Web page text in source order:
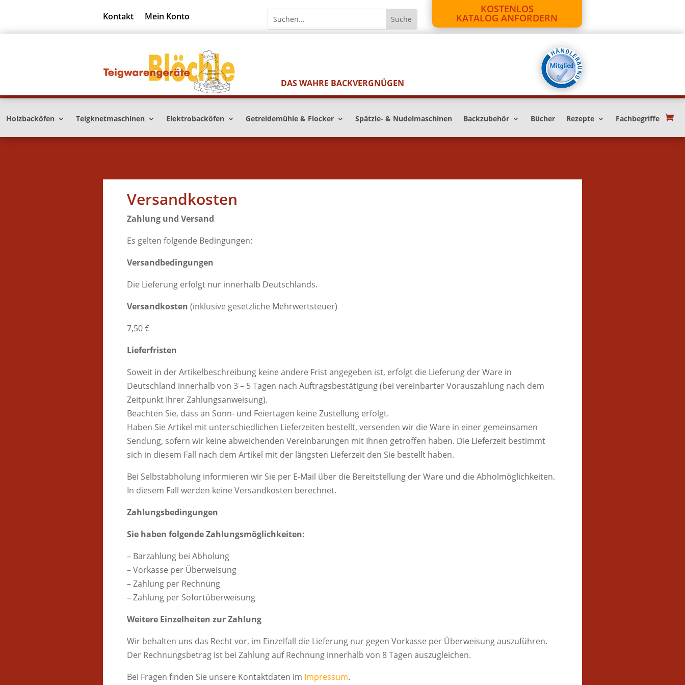
Kontakt Mein Konto
KOSTENLOS
KATALOG ANFORDERN
DAS WAHRE BACKVERGNÜGEN
Holzbacköfen Teigknetmaschinen Elektrobacköfen Getreidemühle & Flocker Spätzle- & Nudelmaschinen Backzubehör Bücher Rezepte Fachbegriffe
Versandkosten
Zahlung und Versand
Es gelten folgende Bedingungen:
Versandbedingungen
Die Lieferung erfolgt nur innerhalb Deutschlands.
Versandkosten (inklusive gesetzliche Mehrwertsteuer)
7,50 €
Lieferfristen
Soweit in der Artikelbeschreibung keine andere Frist angegeben ist, erfolgt die Lieferung der Ware in
Deutschland innerhalb von 3 – 5 Tagen nach Auftragsbestätigung (bei vereinbarter Vorauszahlung nach dem
Zeitpunkt Ihrer Zahlungsanweisung).
Beachten Sie, dass an Sonn- und Feiertagen keine Zustellung erfolgt.
Haben Sie Artikel mit unterschiedlichen Lieferzeiten bestellt, versenden wir die Ware in einer gemeinsamen
Sendung, sofern wir keine abweichenden Vereinbarungen mit Ihnen getroffen haben. Die Lieferzeit bestimmt
sich in diesem Fall nach dem Artikel mit der längsten Lieferzeit den Sie bestellt haben.
Bei Selbstabholung informieren wir Sie per E-Mail über die Bereitstellung der Ware und die Abholmöglichkeiten.
In diesem Fall werden keine Versandkosten berechnet.
Zahlungsbedingungen
Sie haben folgende Zahlungsmöglichkeiten:
– Barzahlung bei Abholung
– Vorkasse per Überweisung
– Zahlung per Rechnung
– Zahlung per Sofortüberweisung
Weitere Einzelheiten zur Zahlung
Wir behalten uns das Recht vor, im Einzelfall die Lieferung nur gegen Vorkasse per Überweisung auszuführen.
Der Rechnungsbetrag ist bei Zahlung auf Rechnung innerhalb von 8 Tagen auszugleichen.
Bei Fragen finden Sie unsere Kontaktdaten im Impressum.